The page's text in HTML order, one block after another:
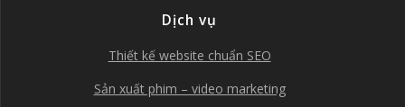
Dịch vụ
Thiết kế website chuẩn SEO
Sản xuất phim – video marketing